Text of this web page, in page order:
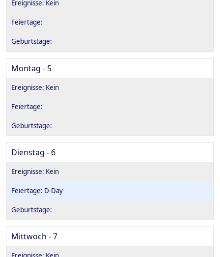
Montag - 5
Dienstag - 6
D-Day
Mittwoch - 7